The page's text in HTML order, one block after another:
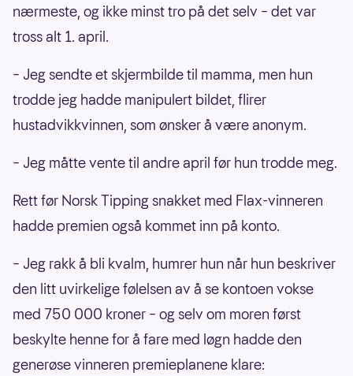
nærmeste, og ikke minst tro på det selv – det var
tross alt 1. april.
– Jeg sendte et skjermbilde til mamma, men hun
trodde jeg hadde manipulert bildet, flirer
hustadvikkvinnen, som ønsker å være anonym.
– Jeg måtte vente til andre april før hun trodde meg.
Rett før Norsk Tipping snakket med Flax-vinneren
hadde premien også kommet inn på konto.
– Jeg rakk å bli kvalm, humrer hun når hun beskriver
den litt uvirkelige følelsen av å se kontoen vokse
med 750 000 kroner – og selv om moren først
beskylte henne for å fare med løgn hadde den
generøse vinneren premieplanene klare: